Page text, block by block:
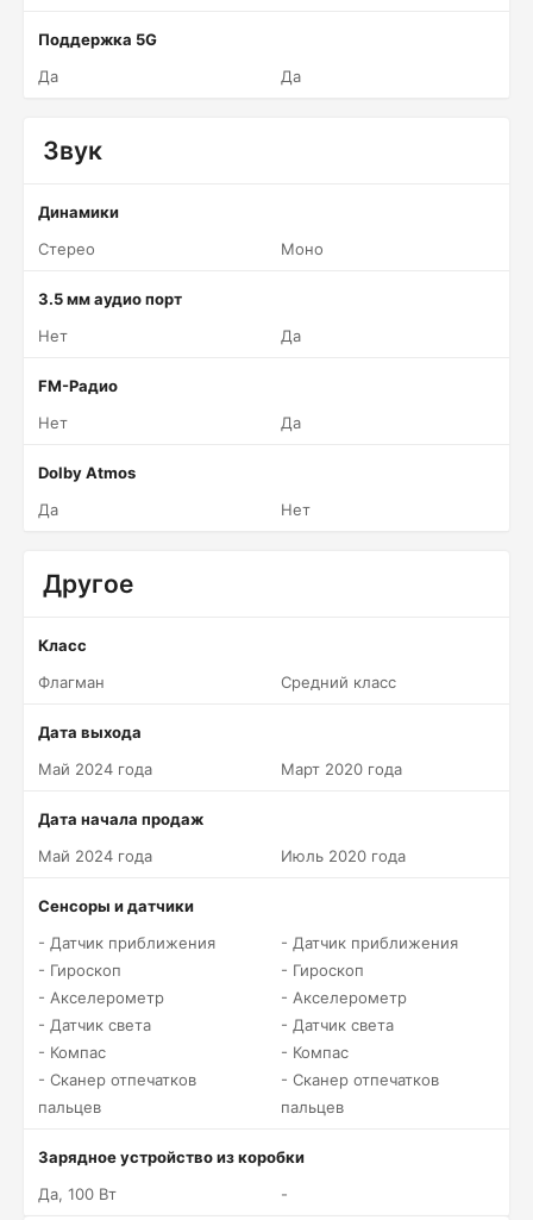
Поддержка 5G
Да
Да
Звук
Динамики
Стерео
Моно
3.5 мм аудио порт
Нет
Да
FM-Радио
Нет
Да
Dolby Atmos
Да
Нет
Другое
Класс
Флагман
Средний класс
Дата выхода
Май 2024 года
Март 2020 года
Дата начала продаж
Май 2024 года
Июль 2020 года
Сенсоры и датчики
- Датчик приближения
- Гироскоп
- Акселерометр
- Датчик света
- Компас
- Сканер отпечатков
пальцев
- Датчик приближения
- Гироскоп
- Акселерометр
- Датчик света
- Компас
- Сканер отпечатков
пальцев
Зарядное устройство из коробки
Да, 100 Вт
-